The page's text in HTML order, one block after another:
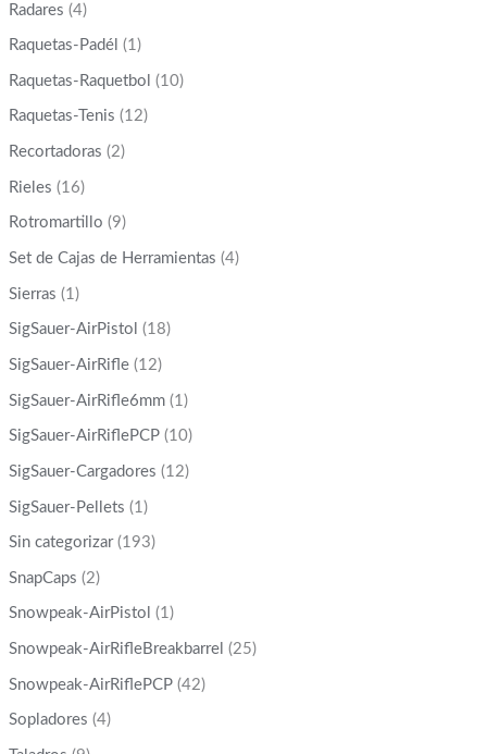
Radares (4)
Raquetas-Padél (1)
Raquetas-Raquetbol (10)
Raquetas-Tenis (12)
Recortadoras (2)
Rieles (16)
Rotromartillo (9)
Set de Cajas de Herramientas (4)
Sierras (1)
SigSauer-AirPistol (18)
SigSauer-AirRifle (12)
SigSauer-AirRifle6mm (1)
SigSauer-AirRiflePCP (10)
SigSauer-Cargadores (12)
SigSauer-Pellets (1)
Sin categorizar (193)
SnapCaps (2)
Snowpeak-AirPistol (1)
Snowpeak-AirRifleBreakbarrel (25)
Snowpeak-AirRiflePCP (42)
Sopladores (4)